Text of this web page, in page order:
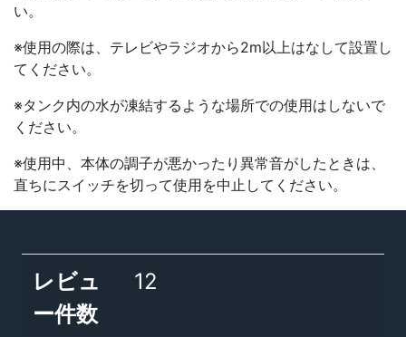
い。
※使用の際は、テレビやラジオから2m以上はなして設置し
てください。
※タンク内の水が凍結するような場所での使用はしないで
ください。
※使用中、本体の調子が悪かったり異常音がしたときは、
直ちにスイッチを切って使用を中止してください。
レビュ
ー件数
12